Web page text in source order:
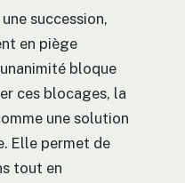
succession,
en piège
bloque
ces blocages, la
une solution
Elle permet de
tout en